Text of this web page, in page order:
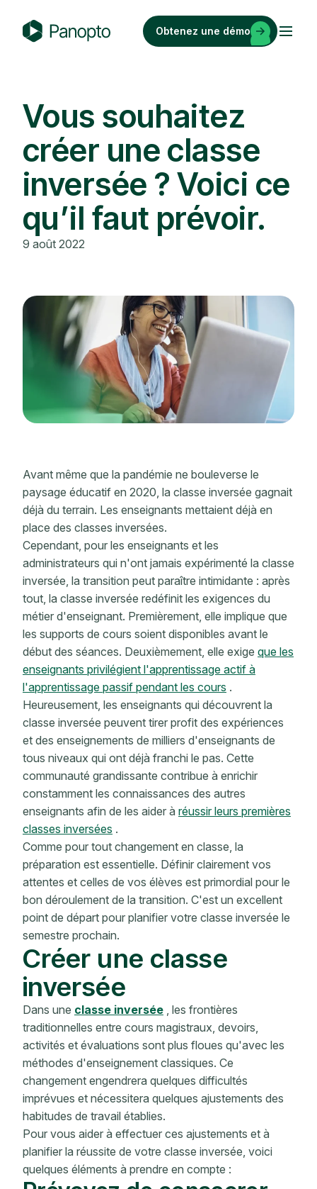
o
p
o
Obtenez une démo
Vous souhaitez
créer une classe
inversée ? Voici ce
qu’il faut prévoir.
9 août 2022
Avant même que la pandémie ne bouleverse le
paysage éducatif en 2020, la classe inversée gagnait
déjà du terrain. Les enseignants mettaient déjà en
place des classes inversées.
Cependant, pour les enseignants et les
administrateurs qui n'ont jamais expérimenté la classe
inversée, la transition peut paraître intimidante : après
tout, la classe inversée redéfinit les exigences du
métier d'enseignant. Premièrement, elle implique que
les supports de cours soient disponibles avant le
début des séances. Deuxièmement, elle exige que les
enseignants privilégient l'apprentissage actif à
l'apprentissage passif pendant les cours .
Heureusement, les enseignants qui découvrent la
classe inversée peuvent tirer profit des expériences
et des enseignements de milliers d'enseignants de
tous niveaux qui ont déjà franchi le pas. Cette
communauté grandissante contribue à enrichir
constamment les connaissances des autres
enseignants afin de les aider à réussir leurs premières
classes inversées .
Comme pour tout changement en classe, la
préparation est essentielle. Définir clairement vos
attentes et celles de vos élèves est primordial pour le
bon déroulement de la transition. C'est un excellent
point de départ pour planifier votre classe inversée le
semestre prochain.
Créer une classe
inversée
Dans une classe inversée , les frontières
traditionnelles entre cours magistraux, devoirs,
activités et évaluations sont plus floues qu'avec les
méthodes d'enseignement classiques. Ce
changement engendrera quelques difficultés
imprévues et nécessitera quelques ajustements des
habitudes de travail établies.
Pour vous aider à effectuer ces ajustements et à
planifier la réussite de votre classe inversée, voici
quelques éléments à prendre en compte :